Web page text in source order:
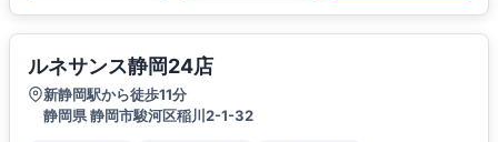
ルネサンス静岡24店
新静岡駅から徒歩11分
静岡県 静岡市駿河区稲川2-1-32